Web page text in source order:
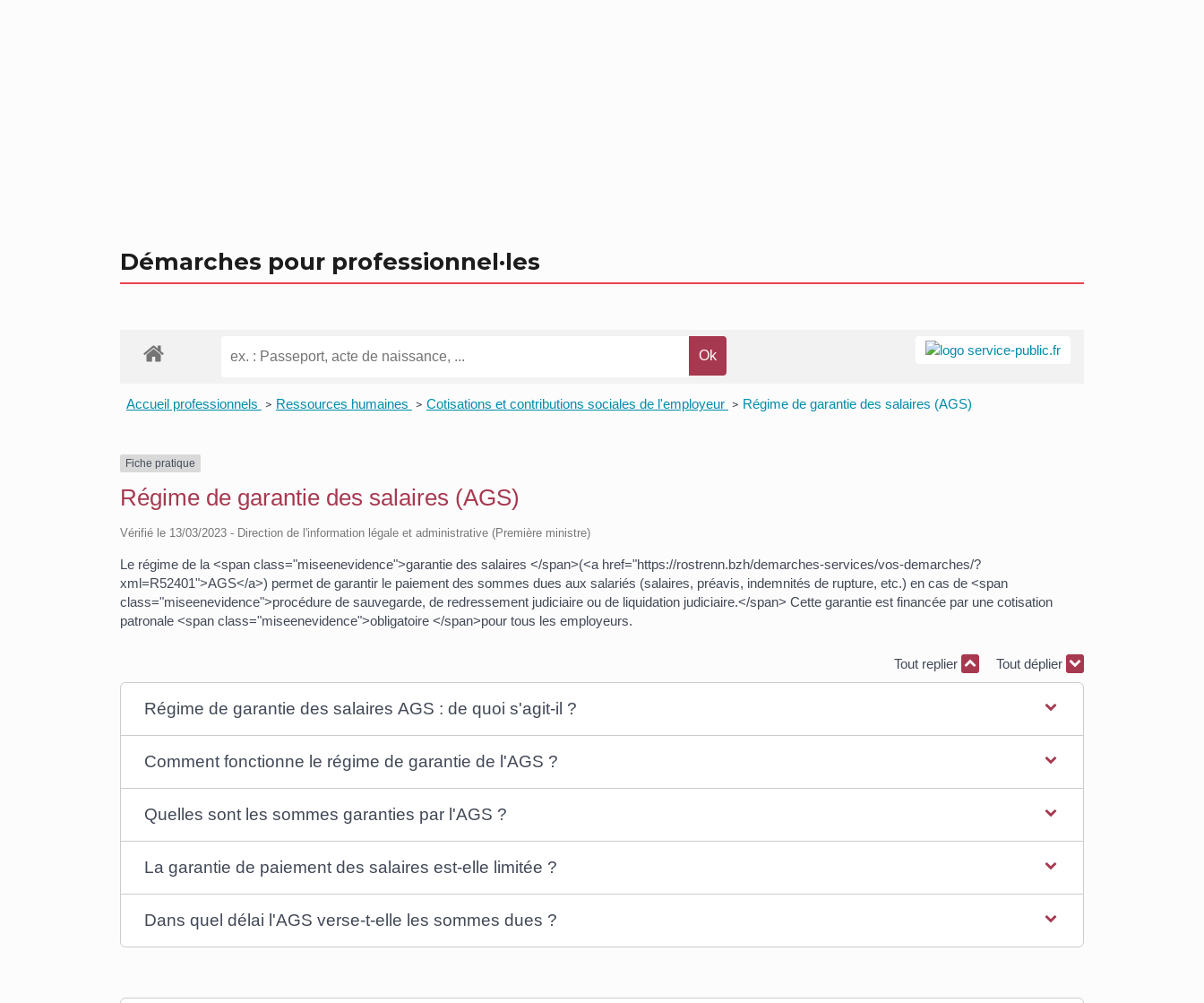
Démarches pour professionnel·les
Accueil professionnels > Ressources humaines > Cotisations et contributions sociales de l'employeur > Régime de garantie des salaires (AGS)
Fiche pratique
Régime de garantie des salaires (AGS)
Vérifié le 13/03/2023 - Direction de l'information légale et administrative (Première ministre)
Le régime de la <span class="miseenevidence">garantie des salaires </span>(<a href="https://rostrenn.bzh/demarches-services/vos-demarches/?
xml=R52401">AGS</a>) permet de garantir le paiement des sommes dues aux salariés (salaires, préavis, indemnités de rupture, etc.) en cas de <span
class="miseenevidence">procédure de sauvegarde, de redressement judiciaire ou de liquidation judiciaire.</span> Cette garantie est financée par une cotisation
patronale <span class="miseenevidence">obligatoire </span>pour tous les employeurs.
Tout replier Tout déplier
Régime de garantie des salaires AGS : de quoi s'agit-il ?
Comment fonctionne le régime de garantie de l'AGS ?
Quelles sont les sommes garanties par l'AGS ?
La garantie de paiement des salaires est-elle limitée ?
Dans quel délai l'AGS verse-t-elle les sommes dues ?